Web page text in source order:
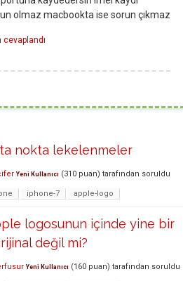
olmaz macbookta ise sorun çıkmaz
cevaplandı
nokta lekelenmeler
Yeni Kullanıcı (310 puan) tarafından soruldu
iphone-7 apple-logo
logosunun içinde yine bir
değil mi?
Yeni Kullanıcı (160 puan) tarafından soruldu